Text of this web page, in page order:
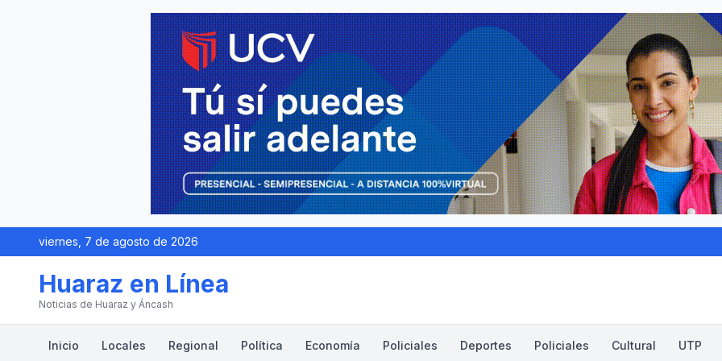
viernes, 7 de agosto de 2026
Huaraz en Línea
Noticias de Huaraz y Áncash
Inicio Locales Regional Política Economía Policiales Deportes Policiales Cultural UTP